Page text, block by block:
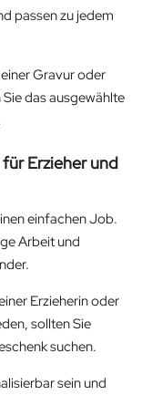
passen zu jedem
Gravur oder
das ausgewählte
Erzieher und
einfachen Job.
Arbeit und
Erzieherin oder
sollten Sie
suchen.
sein und